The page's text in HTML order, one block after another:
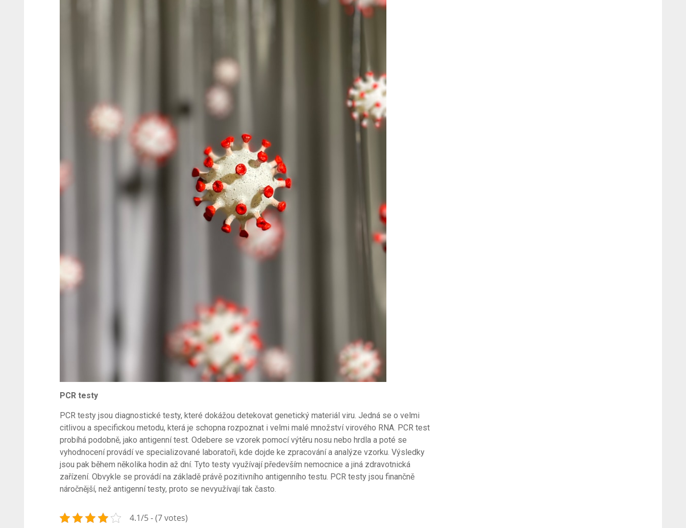
PCR testy
PCR testy jsou diagnostické testy, které dokážou detekovat genetický materiál viru. Jedná se o velmi
citlivou a specifickou metodu, která je schopna rozpoznat i velmi malé množství virového RNA. PCR test
probíhá podobně, jako antigenní test. Odebere se vzorek pomocí výtěru nosu nebo hrdla a poté se
vyhodnocení provádí ve specializované laboratoři, kde dojde ke zpracování a analýze vzorku. Výsledky
jsou pak během několika hodin až dní. Tyto testy využívají především nemocnice a jiná zdravotnická
zařízení. Obvykle se provádí na základě právě pozitivního antigenního testu. PCR testy jsou finančně
náročnější, než antigenní testy, proto se nevyužívají tak často.
4.1/5 - (7 votes)